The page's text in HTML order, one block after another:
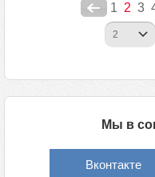
1 2 3
Мы в
Вконтакте